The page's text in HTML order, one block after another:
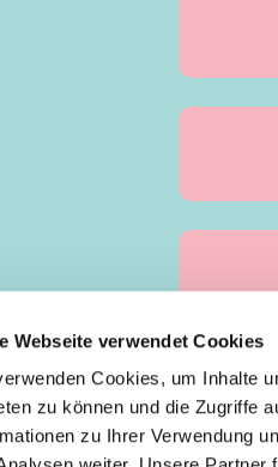
Webseite verwendet Cookies
Cookies, um Inhalte
zu können und die Zugriffe
zu Ihrer Verwendung
Köln-Deutz/Poll
50679 Köln
51105 Köln